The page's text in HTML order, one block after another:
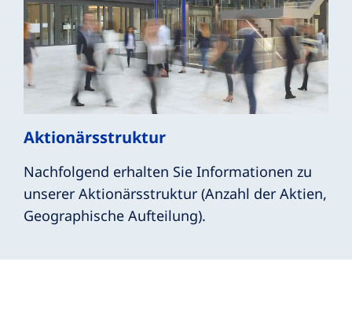
Aktionärsstruktur
Nachfolgend erhalten Sie Informationen zu
unserer Aktionärsstruktur (Anzahl der Aktien,
Geographische Aufteilung).